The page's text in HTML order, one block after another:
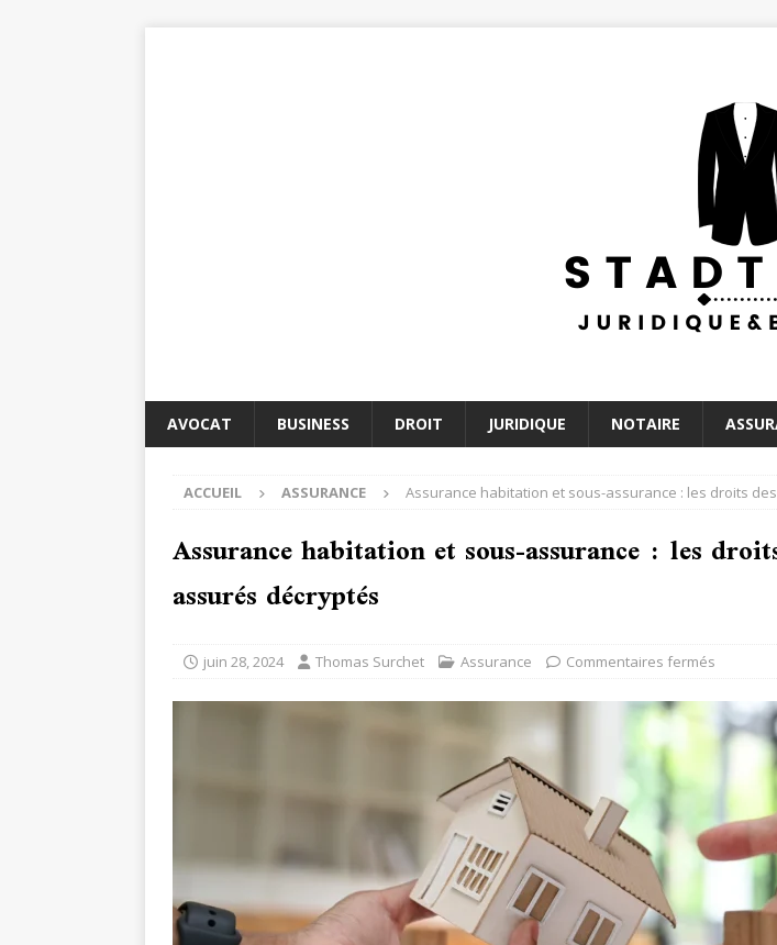
AVOCAT BUSINESS DROIT JURIDIQUE NOTAIRE
ACCUEIL ASSURANCE Assurance habitation et sous-assurance : les droits
Assurance habitation et sous-assurance : les
assurés décryptés
juin 28, 2024 Thomas Surchet Assurance Commentaires fermés